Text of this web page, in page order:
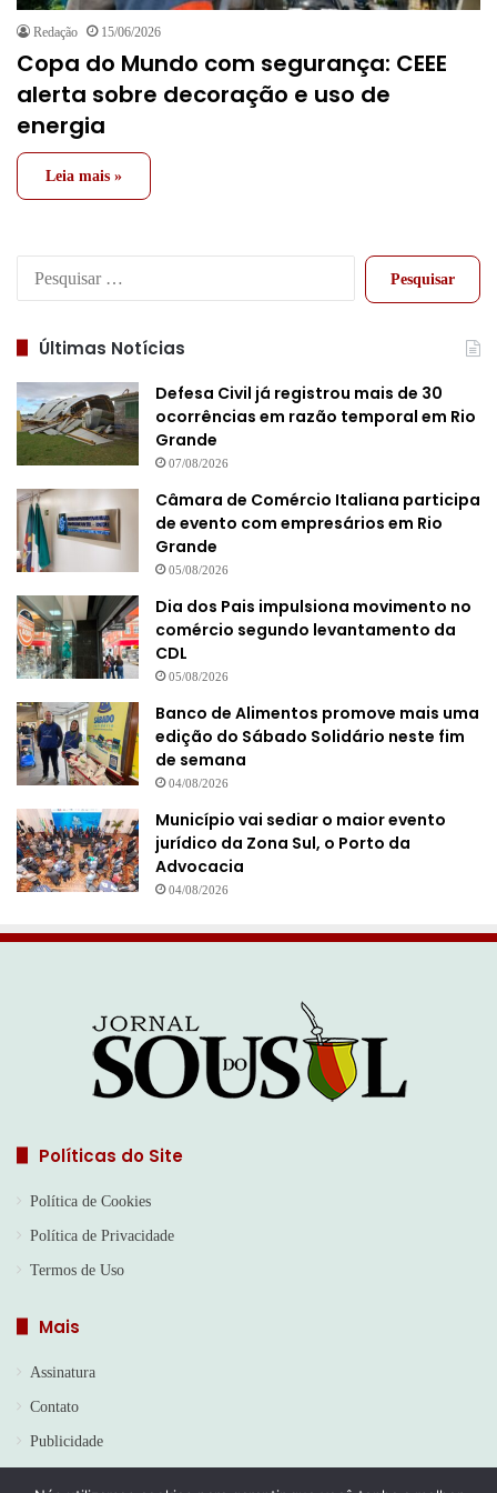
Redação 15/06/2026
Copa do Mundo com segurança: CEEE
alerta sobre decoração e uso de
energia
Leia mais »
Pesquisar
Últimas Notícias
Defesa Civil já registrou mais de 30
ocorrências em razão temporal em Rio
Grande
07/08/2026
Câmara de Comércio Italiana participa
de evento com empresários em Rio
Grande
05/08/2026
Dia dos Pais impulsiona movimento no
comércio segundo levantamento da
CDL
05/08/2026
Banco de Alimentos promove mais uma
edição do Sábado Solidário neste fim
de semana
04/08/2026
Município vai sediar o maior evento
jurídico da Zona Sul, o Porto da
Advocacia
04/08/2026
Políticas do Site
Política de Cookies
Política de Privacidade
Termos de Uso
Mais
Assinatura
Contato
Publicidade